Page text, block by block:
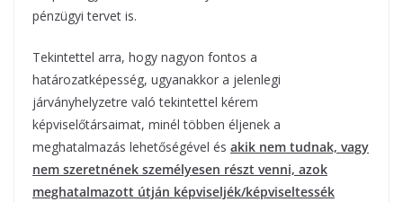
pénzügyi tervet is.
Tekintettel arra, hogy nagyon fontos a
határozatképesség, ugyanakkor a jelenlegi
járványhelyzetre való tekintettel kérem
képviselőtársaimat, minél többen éljenek a
meghatalmazás lehetőségével és akik nem tudnak, vagy
nem szeretnének személyesen részt venni, azok
meghatalmazott útján képviseljék/képviseltessék